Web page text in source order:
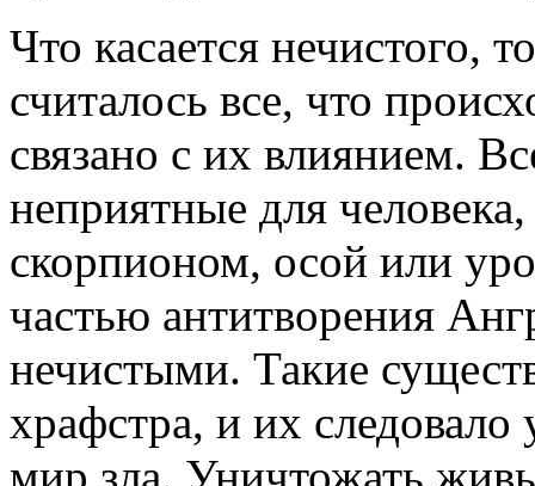
Что касается нечистого,
считалось все, что
связано с их влиянием.
неприятные для
скорпионом, осой или
частью антитворения
нечистыми. Такие
храфстра, и их следовало
мир зла. Уничтожать